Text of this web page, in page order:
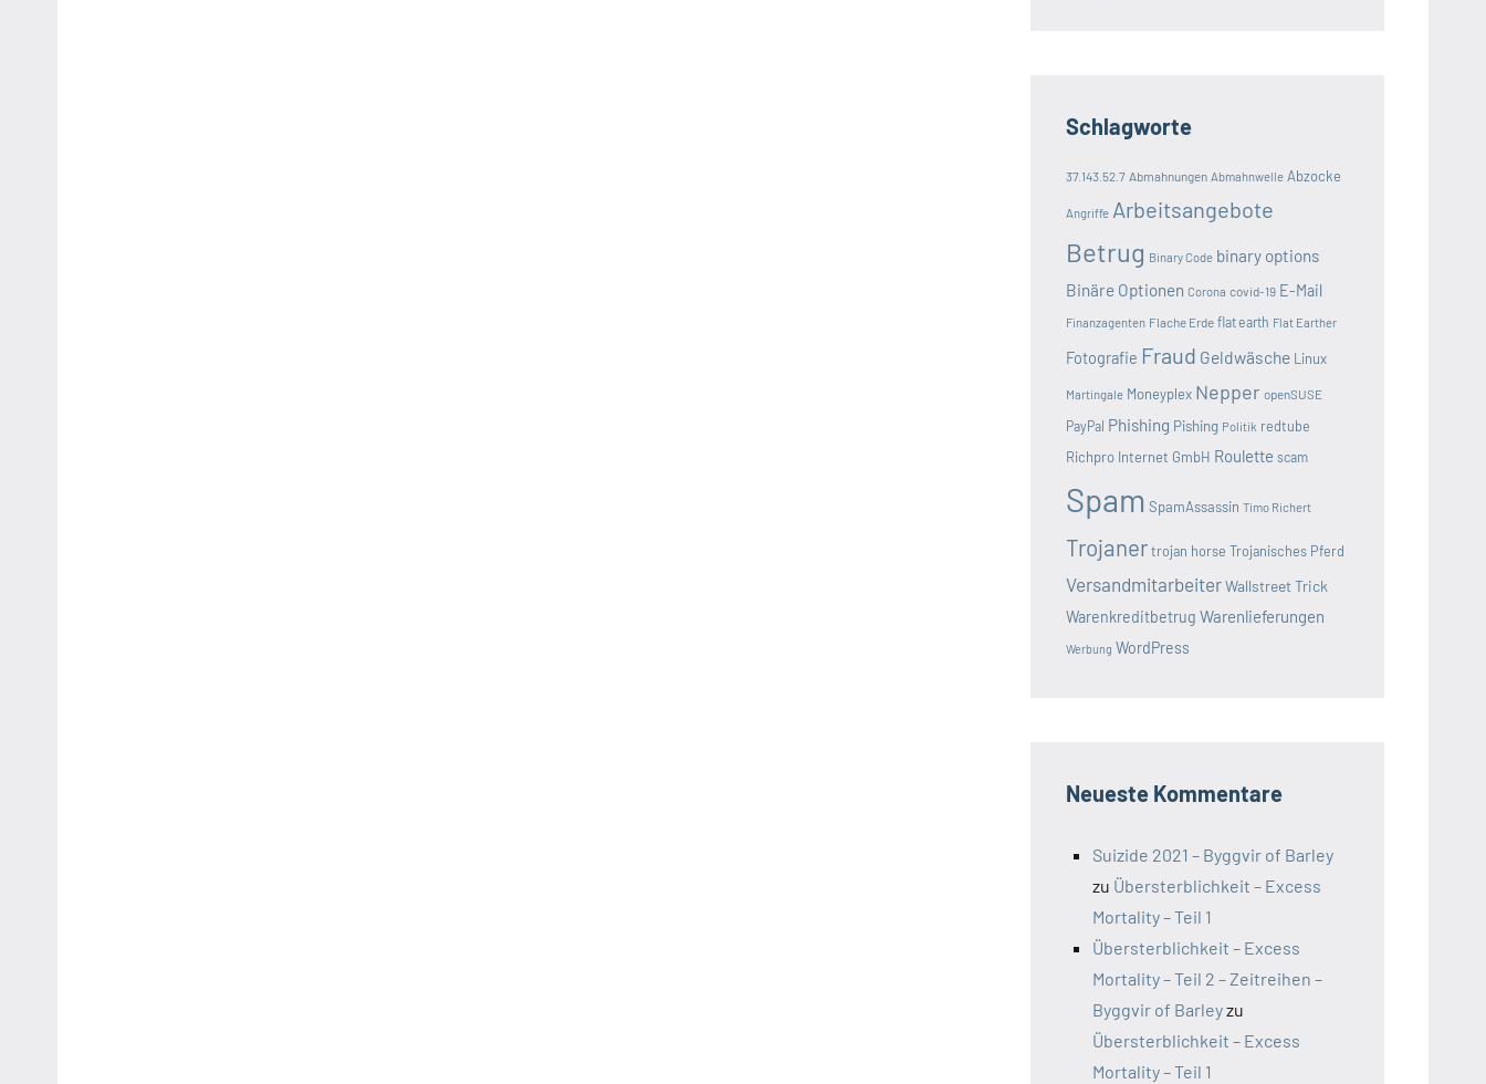
Schlagworte
37.143.52.7 Abmahnungen Abmahnwelle Abzocke
Angriffe Arbeitsangebote
Betrug Binary Code binary options
Binäre Optionen Corona covid-19 E-Mail
Finanzagenten Flache Erde flat earth Flat Earther
Fotografie Fraud Geldwäsche Linux
Martingale Moneyplex Nepper openSUSE
PayPal Phishing Pishing Politik redtube
Richpro Internet GmbH Roulette scam
Spam SpamAssassin Timo Richert
Trojanertrojan horse Trojanisches Pferd
VersandmitarbeiterWallstreet Trick
Warenkreditbetrug Warenlieferungen
Werbung WordPress
Neueste Kommentare
Suizide 2021 – Byggvir of Barley
zu Übersterblichkeit – Excess
Mortality – Teil 1
Übersterblichkeit – Excess
Mortality – Teil 2 – Zeitreihen –
Byggvir of Barleyzu
Übersterblichkeit – Excess
Mortality – Teil 1